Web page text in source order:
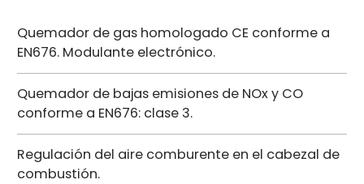
Quemador de gas homologado CE conforme a
EN676. Modulante electrónico.
Quemador de bajas emisiones de NOx y CO
conforme a EN676: clase 3.
Regulación del aire comburente en el cabezal de
combustión.